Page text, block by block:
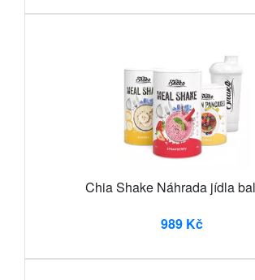
Chia Shake Náhrada jídla
989 Kč